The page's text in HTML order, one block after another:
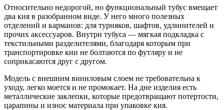
Относительно недорогой, но функциональный тубус вмещает
два кия в разобранном виде. У него много полезных
отделений и карманов: для турняков, шафтов, удлинителей и
прочих аксессуаров. Внутри тубуса — мягкая подкладка с
текстильными разделителями, благодаря которым при
транспортировке кии не болтаются по футляру и не
соприкасаются друг с другом.
Модель с внешним виниловым слоем не требовательна к
уходу, легко моется и не промокает. На дне изделия есть
металлические заклепки, которые предотвращают потертости,
царапины и износ материала при упаковке кия.